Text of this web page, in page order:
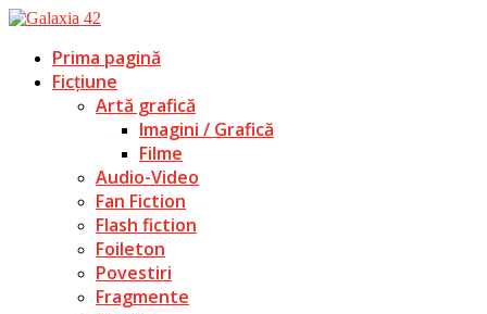
Prima pagină
Ficțiune
Artă grafică
Imagini / Grafică
Filme
Audio-Video
Fan Fiction
Flash fiction
Foileton
Povestiri
Fragmente